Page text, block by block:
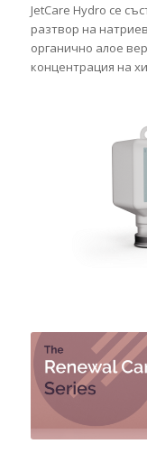
JetCare Hydro се
разтвор на
органично алое
концентрация на